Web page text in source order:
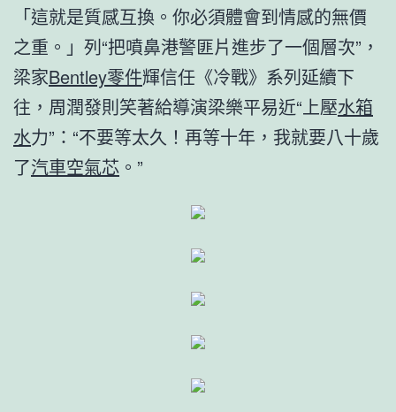
「這就是質感互換。你必須體會到情感的無價
之重。」列“把噴鼻港警匪片進步了一個層次”，
梁家Bentley零件輝信任《冷戰》系列延續下
往，周潤發則笑著給導演梁樂平易近“上壓水箱
水力”：“不要等太久！再等十年，我就要八十歲
了汽車空氣芯 。”